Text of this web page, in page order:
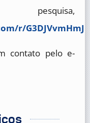
r/G3DJVvmHmJ
contato pelo e-